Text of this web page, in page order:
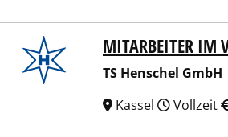
TS Henschel GmbHMITARBEITER IM
TS Henschel GmbH
Kassel
Vollzeit